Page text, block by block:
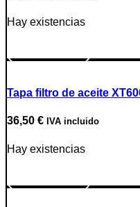
Hay existencias
Tapa filtro de aceite
36,50 € IVA incluido
Hay existencias